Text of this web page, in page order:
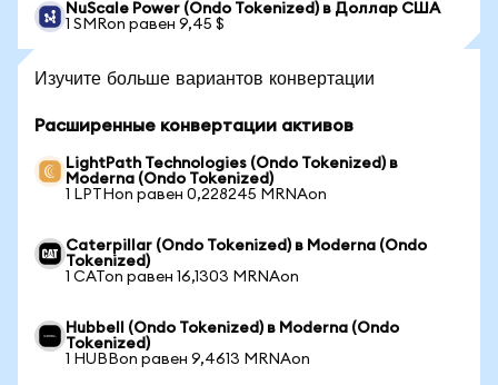
NuScale Power (Ondo Tokenized) в Доллар США
1 SMRon равен 9,45 $
Изучите больше вариантов конвертации
Расширенные конвертации активов
LightPath Technologies (Ondo Tokenized) в
Moderna (Ondo Tokenized)
1 LPTHon равен 0,228245 MRNAon
Caterpillar (Ondo Tokenized) в Moderna (Ondo
Tokenized)
1 CATon равен 16,1303 MRNAon
Hubbell (Ondo Tokenized) в Moderna (Ondo
Tokenized)
1 HUBBon равен 9,4613 MRNAon